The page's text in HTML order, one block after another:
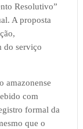
Resolutivo”
A proposta
do serviço
amazonense
com
formal da
que o